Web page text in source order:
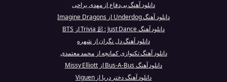
دانلود آهنگ بی‌دفاع از مهدی یراحی
دانلود آهنگ Underdog از Imagine Dragons
دانلود آهنگ Trivia 起 : Just Dance از BTS
دانلود آهنگ دل نگران از شهره
دانلود آهنگ تکنوازی کمانچه از محمد معتمدی
دانلود آهنگ Bus-A-Bus از Missy Elliott
دانلود آهنگ دختر دریا از Viguen